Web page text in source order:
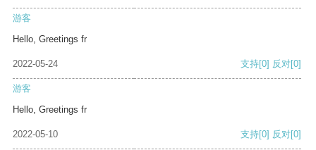
游客
Hello, Greetings fr
2022-05-24 支持[0] 反对[0]
游客
Hello, Greetings fr
2022-05-10 支持[0] 反对[0]